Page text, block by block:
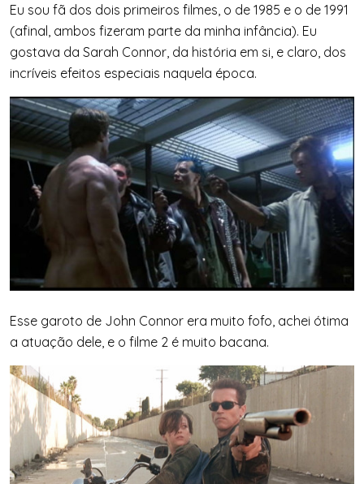
Eu sou fã dos dois primeiros filmes, o de 1985 e o de 1991
(afinal, ambos fizeram parte da minha infância). Eu
gostava da Sarah Connor, da história em si, e claro, dos
incríveis efeitos especiais naquela época.
Esse garoto de John Connor era muito fofo, achei ótima
a atuação dele, e o filme 2 é muito bacana.